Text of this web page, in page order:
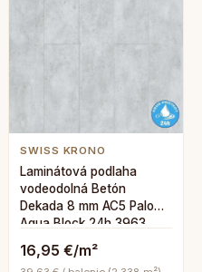
SWISS KRONO
Laminátová podlaha
vodeodolná Betón
Dekada 8 mm AC5 Paloma
Aqua Block 24h 3963
16,95 €/m²